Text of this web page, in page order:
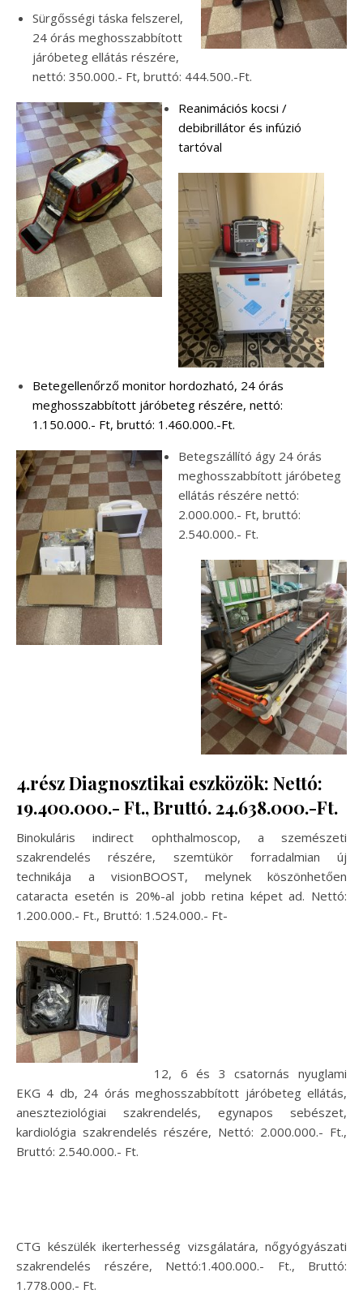
Sürgősségi táska felszerel,
24 órás meghosszabbított
járóbeteg ellátás részére,
nettó: 350.000.- Ft, bruttó: 444.500.-Ft.
Reanimációs kocsi /
debibrillátor és infúzió
tartóval
Betegellenőrző monitor hordozható, 24 órás
meghosszabbított járóbeteg részére, nettó:
1.150.000.- Ft, bruttó: 1.460.000.-Ft.
Betegszállító ágy 24 órás
meghosszabbított járóbeteg
ellátás részére nettó:
2.000.000.- Ft, bruttó:
2.540.000.- Ft.
4.rész Diagnosztikai eszközök: Nettó:
19.400.000.- Ft., Bruttó. 24.638.000.-Ft.
Binokuláris indirect ophthalmoscop, a szemészeti
szakrendelés részére, szemtükör forradalmian új
technikája a visionBOOST, melynek köszönhetően
cataracta esetén is 20%-al jobb retina képet ad. Nettó:
1.200.000.- Ft., Bruttó: 1.524.000.- Ft-
12, 6 és 3 csatornás nyuglami
EKG 4 db, 24 órás meghosszabbított járóbeteg ellátás,
aneszteziológiai szakrendelés, egynapos sebészet,
kardiológia szakrendelés részére, Nettó: 2.000.000.- Ft.,
Bruttó: 2.540.000.- Ft.
CTG készülék ikerterhesség vizsgálatára, nőgyógyászati
szakrendelés részére, Nettó:1.400.000.- Ft., Bruttó:
1.778.000.- Ft.